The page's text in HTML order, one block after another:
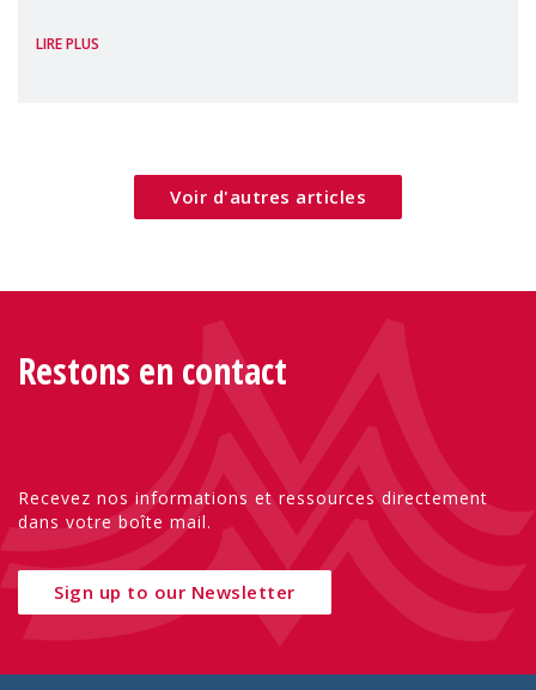
Politique de Haut Niveau 2026. Cet
LIRE PLUS
Voir d'autres articles
Restons en contact
Recevez nos informations et ressources directement
dans votre boîte mail.
Sign up to our Newsletter